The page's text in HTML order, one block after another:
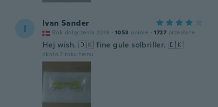
I Ivan Sander
Rok dołączenia 2019 · 1053 opinie · 1727 przesłane
Hej wish. 🇩🇰 fine gule solbriller. 🇩🇰
około 2 roku temu